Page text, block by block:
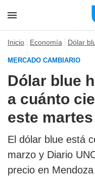
Inicio Economía Dólar
MERCADO CAMBIARIO
Dólar blue
a cuánto
este
El dólar blue está
marzo y Diario
precio en Mendoza